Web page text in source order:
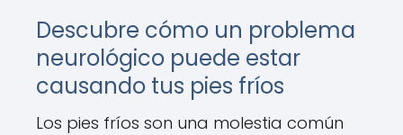
Descubre cómo un problema
neurológico puede estar
causando tus pies fríos
Los pies fríos son una molestia común